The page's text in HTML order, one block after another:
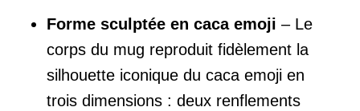
Forme sculptée en caca emoji – Le
corps du mug reproduit fidèlement la
silhouette iconique du caca emoji en
trois dimensions : deux renflements